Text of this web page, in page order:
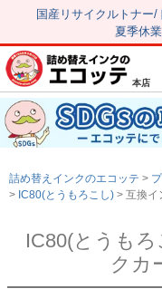
国産リサイクルトナー
夏季休
新規会員登録
トップページ
注文履歴
初心者用セット
本店
詰め替えインクのエコッテ
IC80(とうもろこし)
互換イ
IC80(とうも
クカ